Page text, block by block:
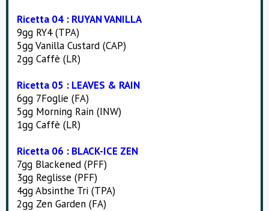
Ricetta 04 : RUYAN VANILLA
9gg RY4 (TPA)
5gg Vanilla Custard (CAP)
2gg Caffè (LR)
Ricetta 05 : LEAVES & RAIN
6gg 7Foglie (FA)
5gg Morning Rain (INW)
1gg Caffè (LR)
Ricetta 06 : BLACK-ICE ZEN
7gg Blackened (PFF)
3gg Reglisse (PFF)
4gg Absinthe Tri (TPA)
2gg Zen Garden (FA)